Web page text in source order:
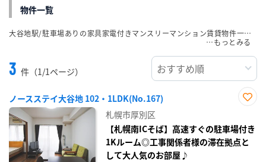
物件一覧
3 件（1/1ページ）
ノースステイ大谷地 102・1LDK(No.167)
り登
録
札幌市厚別区
【札幌南ICそば】高速すぐの駐車場付き
1Kルーム◎工事関係者様の滞在拠点と
して大人気のお部屋♪
大谷地駅/駐車場ありの家具家電付きマンスリーマンション賃貸物件一覧を掲載中。敷金・礼金無料、家具・家電付をご紹介。こだわり条件での絞込みも簡単！
…